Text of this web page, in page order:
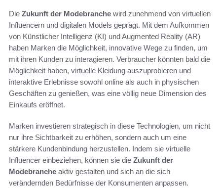
Die Zukunft der Modebranche wird zunehmend von virtuellen
Influencern und digitalen Models geprägt. Mit dem Aufkommen
von Künstlicher Intelligenz (KI) und Augmented Reality (AR)
haben Marken die Möglichkeit, innovative Wege zu finden, um
mit ihren Kunden zu interagieren. Verbraucher könnten bald die
Möglichkeit haben, virtuelle Kleidung auszuprobieren und
interaktive Erlebnisse sowohl online als auch in physischen
Geschäften zu genießen, was eine völlig neue Dimension des
Einkaufs eröffnet.
Marken investieren strategisch in diese Technologien, um nicht
nur ihre Sichtbarkeit zu erhöhen, sondern auch um eine
stärkere Kundenbindung herzustellen. Indem sie virtuelle
Influencer einbeziehen, können sie die Zukunft der
Modebranche aktiv gestalten und sich an die sich
verändernden Bedürfnisse der Konsumenten anpassen.